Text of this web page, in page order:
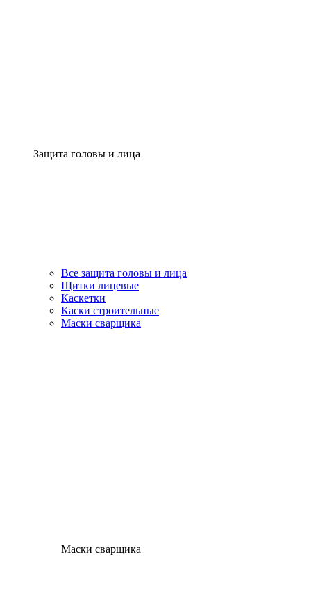
Защита головы и лица
Все защита головы и лица
Щитки лицевые
Каскетки
Каски строительные
Маски сварщика
Маски сварщика